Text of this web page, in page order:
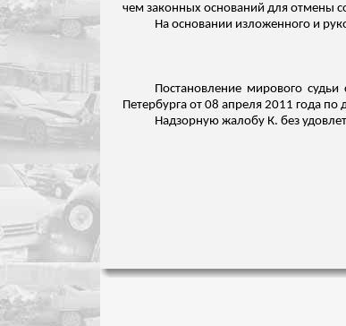
чем законных оснований для отмены
На основании изложенного и
Постановление мирового
Петербурга от 08 апреля 2011 года
Надзорную жалобу К. без